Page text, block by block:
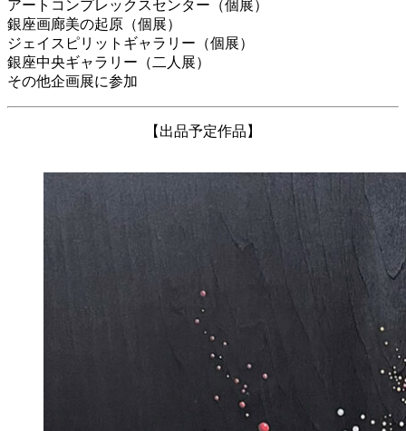
アートコンプレックスセンター（個展）
銀座画廊美の起原（個展）
ジェイスピリットギャラリー（個展）
銀座中央ギャラリー（二人展）
その他企画展に参加
【出品予定作品】